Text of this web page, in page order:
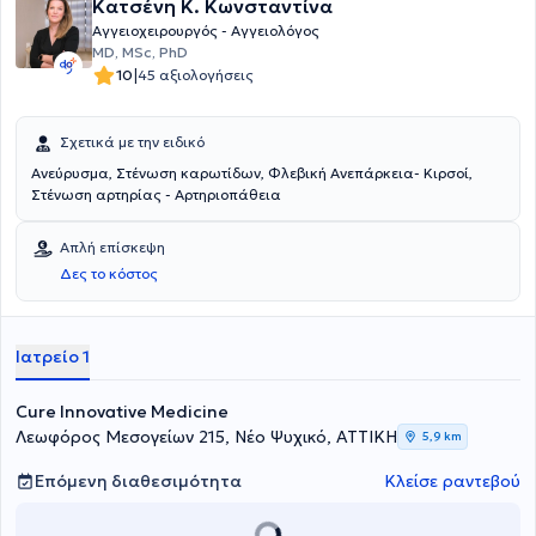
Κατσένη K. Κωνσταντίνα
Αγγειοχειρουργός - Αγγειολόγος
MD, MSc, PhD
10|45 αξιολογήσεις
Σχετικά με την ειδικό
Ανεύρυσμα, Στένωση καρωτίδων, Φλεβική Ανεπάρκεια- Κιρσοί,
Στένωση αρτηρίας - Αρτηριοπάθεια
Απλή επίσκεψη
Δες το κόστος
Ιατρείο 1
Cure Innovative Medicine
Λεωφόρος Μεσογείων 215, Νέο Ψυχικό, ΑΤΤΙΚΗ
5,9 km
Επόμενη διαθεσιμότητα Κλείσε ραντεβού